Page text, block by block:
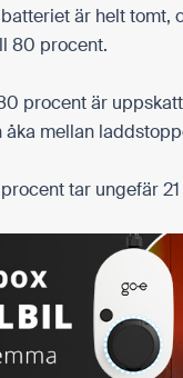
är helt tomt,
80 procent.
procent är
mellan
tar ungefär